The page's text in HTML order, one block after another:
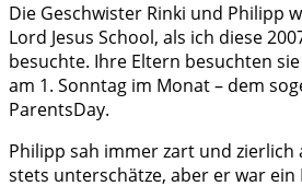
Die Geschwister Rinki und Philipp
Lord Jesus School, als ich diese
besuchte. Ihre Eltern besuchten
am 1. Sonntag im Monat – dem
ParentsDay.
Philipp sah immer zart und zierlich
stets unterschätze, aber er war ein